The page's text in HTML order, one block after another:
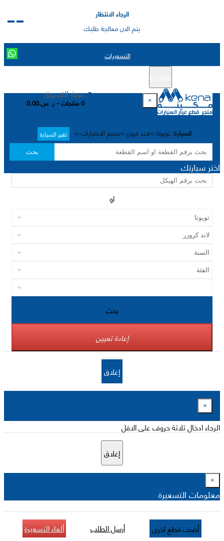
الرجاء الانتظار
يتم الان معالجة طلبك
التسعيرات
عربة التسوق
0 منتجات - ر. س.0.00
السيارة: تويوتا->لاند كروزر->جميع الاختيارات-> تغير السيارة
بحث
×
اختر سيارتك
او
بحث
إعادة تعيين
إغلاق
×
الرجاء ادخال ثلاثة حروف على الاقل
إغلاق
×
معلومات التسعيرة
أضف قطع اخرى أرسل الطلب ألغاء التسعيرة